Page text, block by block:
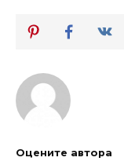
Оцените автора